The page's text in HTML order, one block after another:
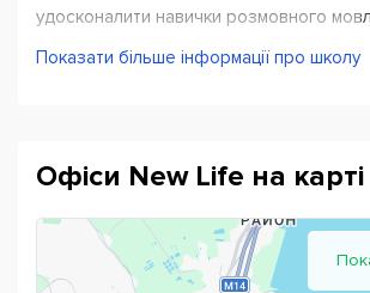
удосконалити навички розмовного
створені спеціальні літні інтенсивні
вони зможуть не тільки гарно відпочити
Показати більше інформації про школу
Офіси New Life на карті